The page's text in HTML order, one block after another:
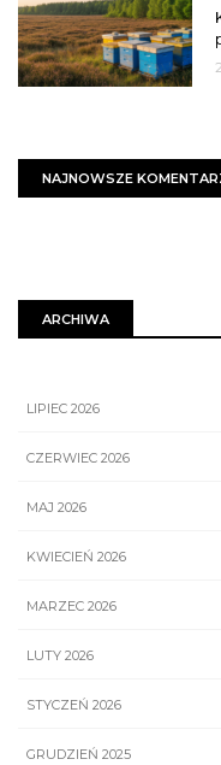
NAJNOWSZE
ARCHIWA
LIPIEC 2026
CZERWIEC 2026
MAJ 2026
KWIECIEŃ 2026
MARZEC 2026
LUTY 2026
STYCZEŃ 2026
GRUDZIEŃ 2025